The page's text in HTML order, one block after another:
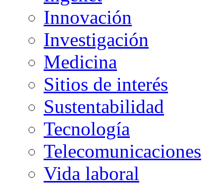
Innovación
Investigación
Medicina
Sitios de interés
Sustentabilidad
Tecnología
Telecomunicaciones
Vida laboral